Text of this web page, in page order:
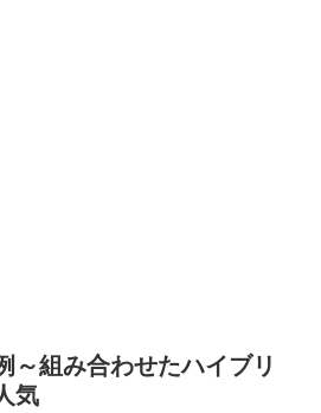
～組み合わせたハイブリ
気